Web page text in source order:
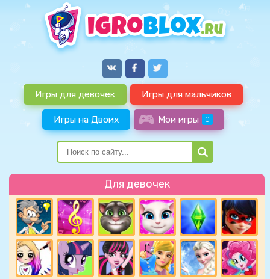
Игры для девочек Игры для мальчиков
Игры на Двоих Мои игры 0
Для девочек